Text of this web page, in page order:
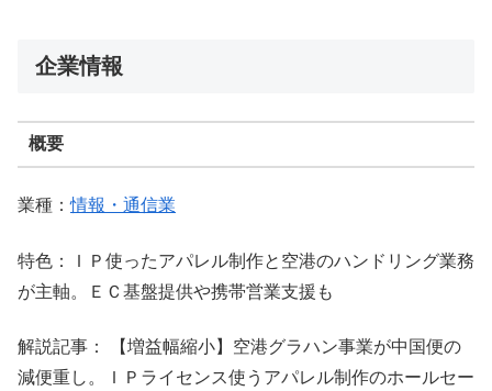
企業情報
概要
業種：情報・通信業
特色：ＩＰ使ったアパレル制作と空港のハンドリング業務
が主軸。ＥＣ基盤提供や携帯営業支援も
解説記事： 【増益幅縮小】空港グラハン事業が中国便の
減便重し。ＩＰライセンス使うアパレル制作のホールセー